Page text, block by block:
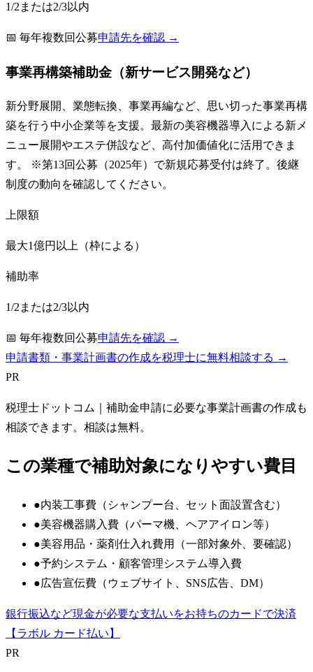
1/2または2/3以内
📅 毎年複数回公募申請先を確認 →
事業再構築補助金（新サービス開発など）
新分野展開、業態転換、事業再編など、思い切った事業再構
築を行う中小企業等を支援。最新の美容機器導入による新メ
ニュー展開やエステ併設など、高付加価値化に活用できま
す。 ※第13回公募（2025年）で新規応募受付は終了。後継
制度の動向を確認してください。
上限額
最大1億円以上（枠による）
補助率
1/2または2/3以内
📅 毎年複数回公募申請先を確認 →
申請書類・事業計画書の作成を税理士に無料相談する →
PR
税理士ドットコム
｜補助金申請に必要な事業計画書の作成も
相談できます。相談は無料。
この業種で補助対象になりやすい費目
●内装工事費（シャンプー台、セット面設置含む）
●美容機器購入費（パーマ機、ヘアアイロン等）
●美容用品・薬剤仕入れ費用（一部対象外、要確認）
●予約システム・顧客管理システム導入費
●広告宣伝費（ウェブサイト、SNS広告、DM）
銀行振込など現金が必要な支払いをお持ちのカードで決済
【ラボル カード払い】
PR